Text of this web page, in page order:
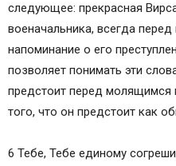
следующее: прекрасная
военачальника, всегда
напоминание о его
позволяет понимать эти
предстоит перед молящимся
того, что он предстоит как
6 Тебе, Тебе единому